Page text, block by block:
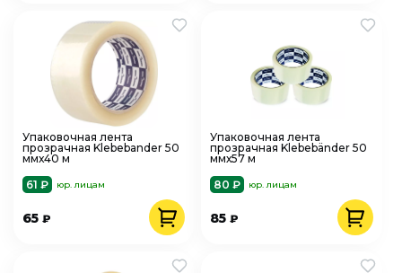
Упаковочная лента
прозрачная Klebebander 50
ммх40 м
61 ₽
юр. лицам
65 ₽
Упаковочная лента
прозрачная Klebebänder 50
ммх57 м
80 ₽
юр. лицам
85₽